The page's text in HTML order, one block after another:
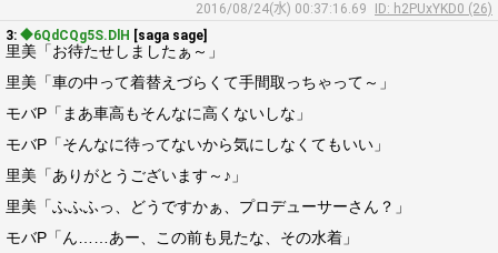
2016/08/24(水) 00:37:16.69
ID: h2PUxYKD0 (26)
3: ◆6QdCQg5S.DlH [saga sage]
里美「お待たせしましたぁ～」
里美「車の中って着替えづらくて手間取っちゃって～」
モバP「まあ車高もそんなに高くないしな」
モバP「そんなに待ってないから気にしなくてもいい」
里美「ありがとうございます～♪」
里美「ふふふっ、どうですかぁ、プロデューサーさん？」
モバP「ん……あー、この前も見たな、その水着」